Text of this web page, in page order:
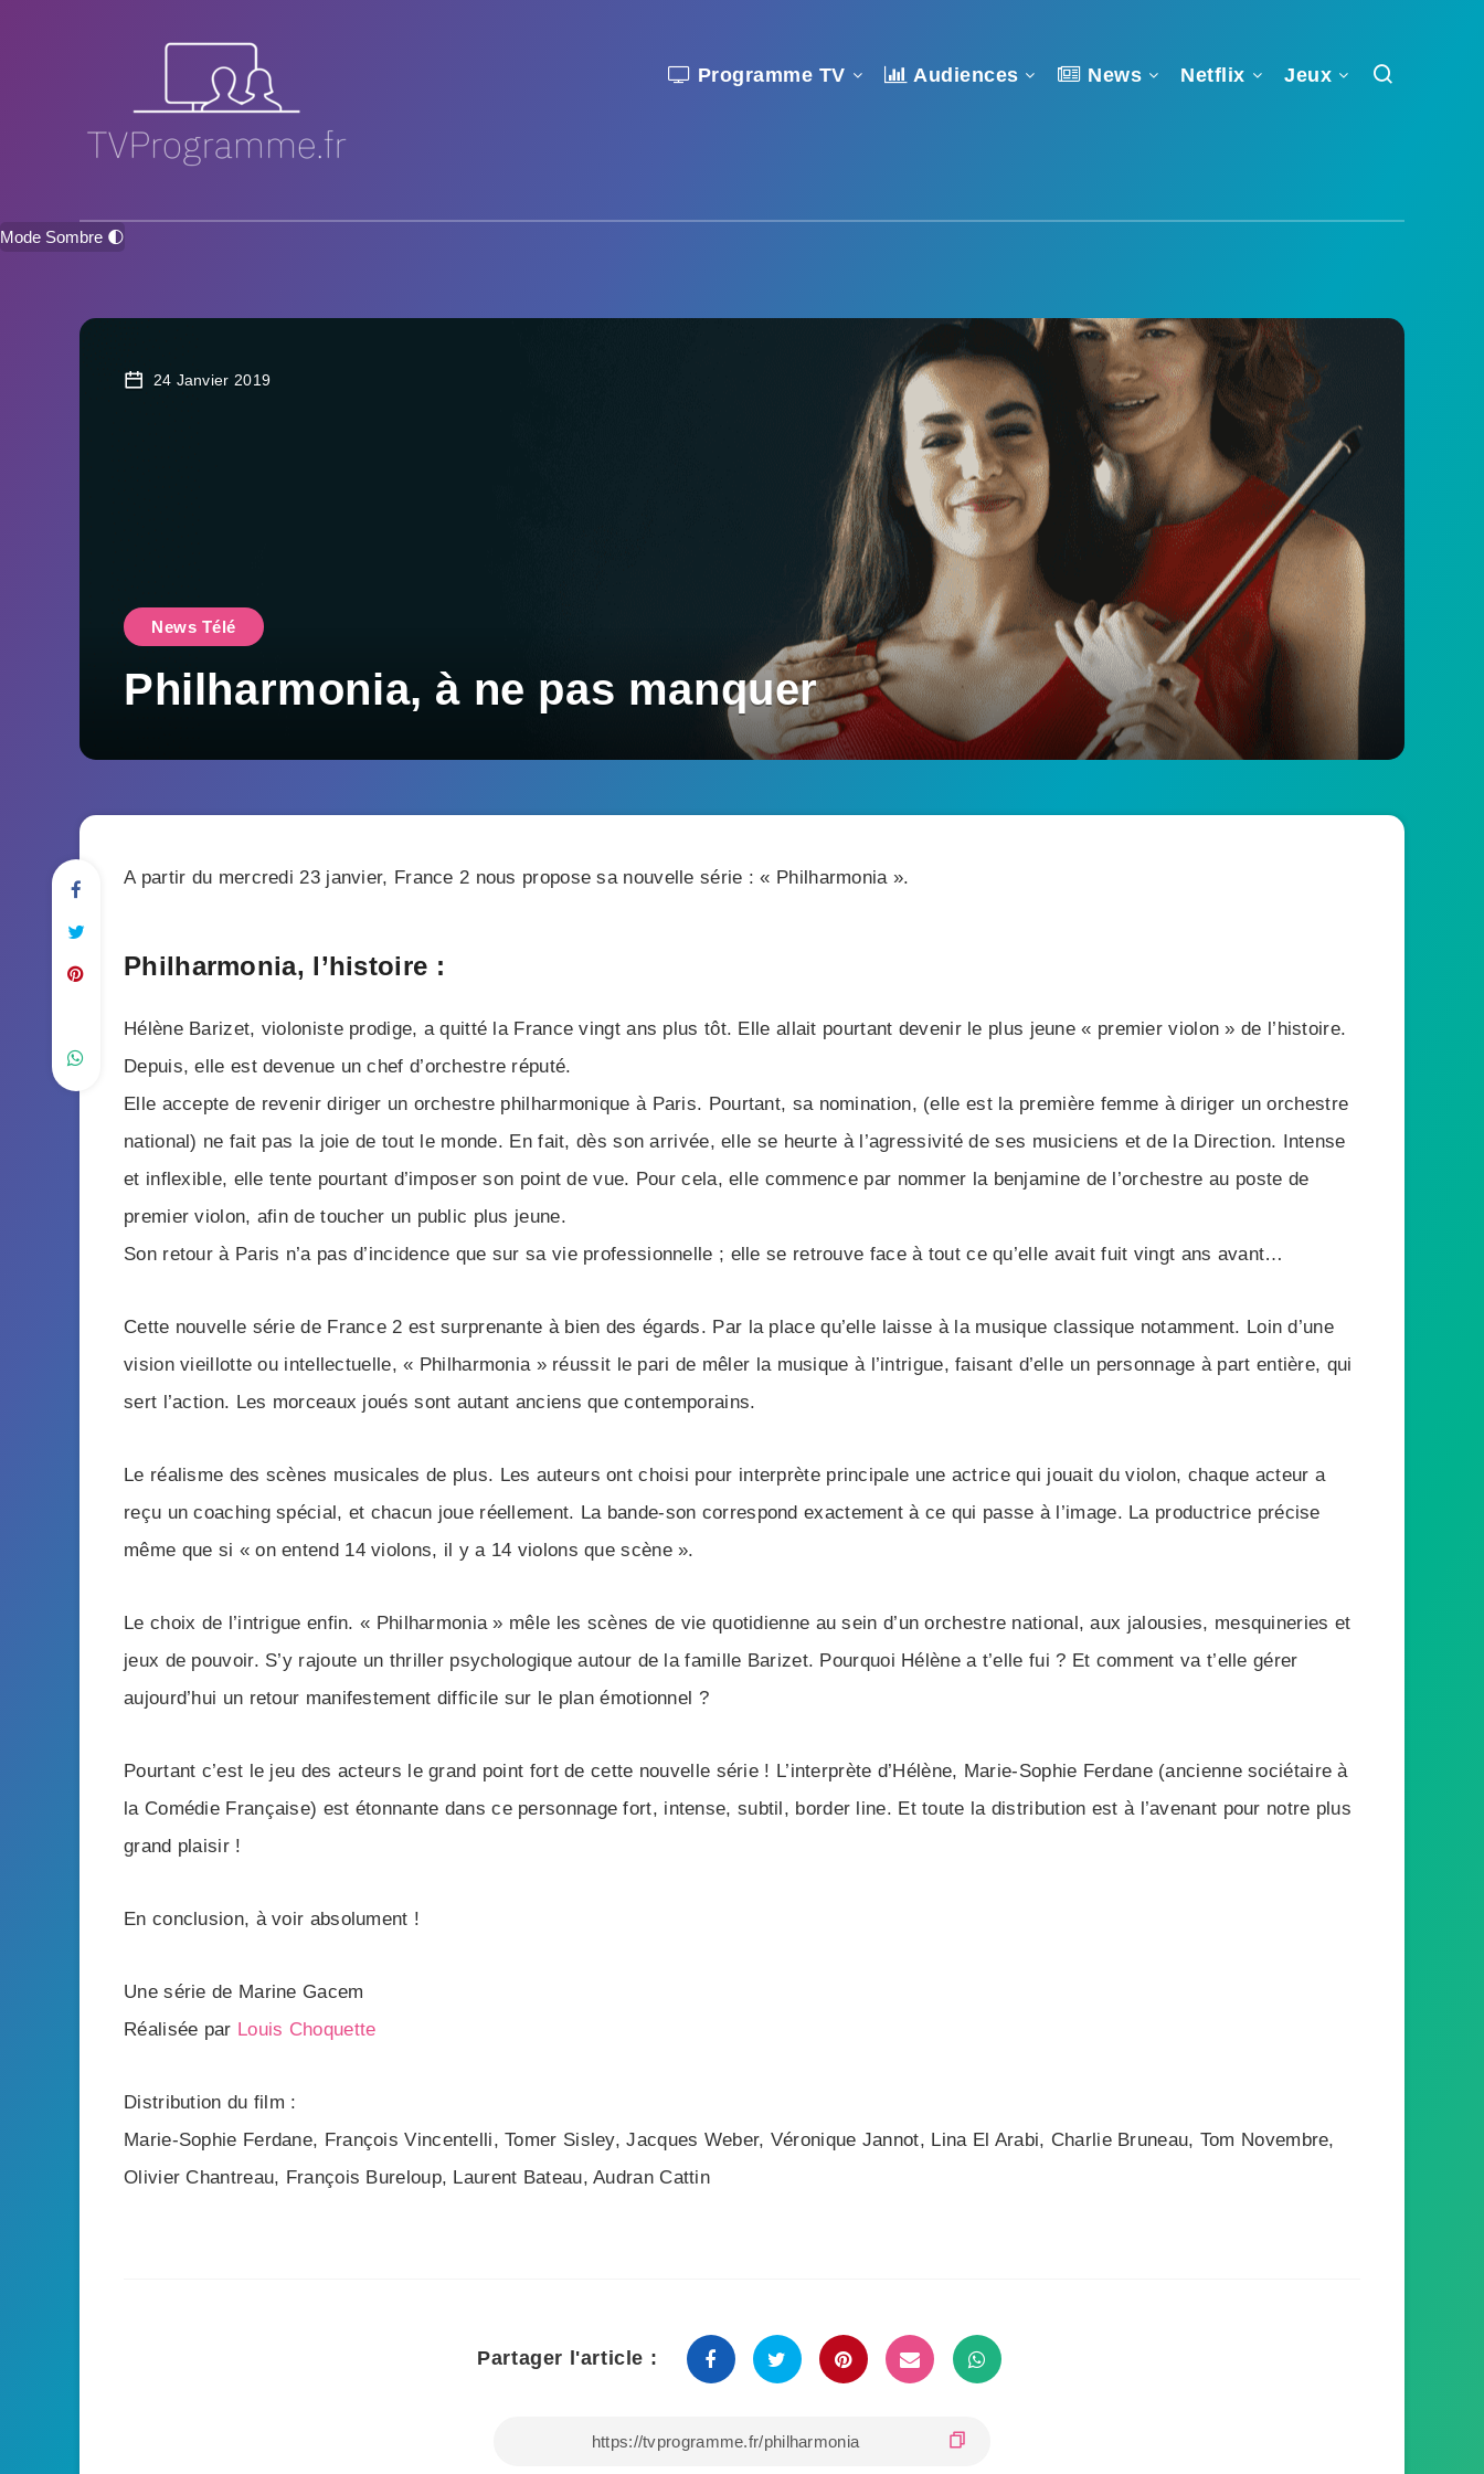
Programme TV Audiences News Netflix Jeux
Mode Sombre 🌓
24 Janvier 2019
News Télé
Philharmonia, à ne pas manquer
A partir du mercredi 23 janvier, France 2 nous propose sa nouvelle série : « Philharmonia ».
Philharmonia, l’histoire :
Hélène Barizet, violoniste prodige, a quitté la France vingt ans plus tôt. Elle allait pourtant devenir le plus jeune « premier violon » de l’histoire.
Depuis, elle est devenue un chef d’orchestre réputé.
Elle accepte de revenir diriger un orchestre philharmonique à Paris. Pourtant, sa nomination, (elle est la première femme à diriger un orchestre
national) ne fait pas la joie de tout le monde. En fait, dès son arrivée, elle se heurte à l’agressivité de ses musiciens et de la Direction. Intense
et inflexible, elle tente pourtant d’imposer son point de vue. Pour cela, elle commence par nommer la benjamine de l’orchestre au poste de
premier violon, afin de toucher un public plus jeune.
Son retour à Paris n’a pas d’incidence que sur sa vie professionnelle ; elle se retrouve face à tout ce qu’elle avait fuit vingt ans avant…
Cette nouvelle série de France 2 est surprenante à bien des égards. Par la place qu’elle laisse à la musique classique notamment. Loin d’une
vision vieillotte ou intellectuelle, « Philharmonia » réussit le pari de mêler la musique à l’intrigue, faisant d’elle un personnage à part entière, qui
sert l’action. Les morceaux joués sont autant anciens que contemporains.
Le réalisme des scènes musicales de plus. Les auteurs ont choisi pour interprète principale une actrice qui jouait du violon, chaque acteur a
reçu un coaching spécial, et chacun joue réellement. La bande-son correspond exactement à ce qui passe à l’image. La productrice précise
même que si « on entend 14 violons, il y a 14 violons que scène ».
Le choix de l’intrigue enfin. « Philharmonia » mêle les scènes de vie quotidienne au sein d’un orchestre national, aux jalousies, mesquineries et
jeux de pouvoir. S’y rajoute un thriller psychologique autour de la famille Barizet. Pourquoi Hélène a t’elle fui ? Et comment va t’elle gérer
aujourd’hui un retour manifestement difficile sur le plan émotionnel ?
Pourtant c’est le jeu des acteurs le grand point fort de cette nouvelle série ! L’interprète d’Hélène, Marie-Sophie Ferdane (ancienne sociétaire à
la Comédie Française) est étonnante dans ce personnage fort, intense, subtil, border line. Et toute la distribution est à l’avenant pour notre plus
grand plaisir !
En conclusion, à voir absolument !
Une série de Marine Gacem
Réalisée par Louis Choquette
Distribution du film :
Marie-Sophie Ferdane, François Vincentelli, Tomer Sisley, Jacques Weber, Véronique Jannot, Lina El Arabi, Charlie Bruneau, Tom Novembre,
Olivier Chantreau, François Bureloup, Laurent Bateau, Audran Cattin
Partager l'article :